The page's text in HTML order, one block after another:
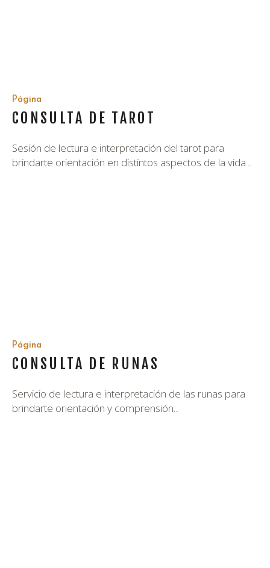
Página
CONSULTA DE TAROT
Sesión de lectura e interpretación del tarot para
brindarte orientación en distintos aspectos de la vida...
Página
CONSULTA DE RUNAS
Servicio de lectura e interpretación de las runas para
brindarte orientación y comprensión...